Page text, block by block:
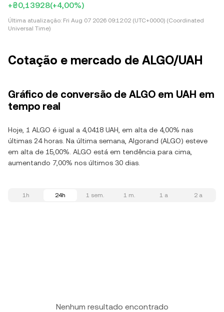
+₴0,13928(+4,00%)
Última atualização: Fri Aug 07 2026 09:12:02 (UTC+0000) (Coordinated
Universal Time)
Cotação e mercado de ALGO/UAH
Gráfico de conversão de ALGO em UAH em
tempo real
Hoje, 1 ALGO é igual a 4,0418 UAH, em alta de 4,00% nas
últimas 24 horas. Na última semana, Algorand (ALGO) esteve
em alta de 15,00%. ALGO está em tendência para cima,
aumentando 7,00% nos últimos 30 dias.
1h 24h 1 sem. 1 m. 1 a 2 a
Nenhum resultado encontrado